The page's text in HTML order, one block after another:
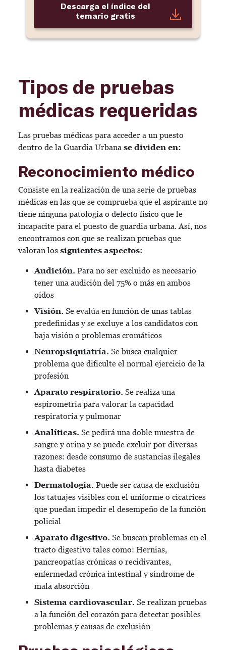
Descarga el índice del
temario gratis
Tipos de pruebas
médicas requeridas
Las pruebas médicas para acceder a un puesto
dentro de la Guardia Urbana se dividen en:
Reconocimiento médico
Consiste en la realización de una serie de pruebas
médicas en las que se comprueba que el aspirante no
tiene ninguna patología o defecto físico que le
incapacite para el puesto de guardia urbana. Así, nos
encontramos con que se realizan pruebas que
valoran los siguientes aspectos:
Audición. Para no ser excluido es necesario
tener una audición del 75% o más en ambos
oídos
Visión. Se evalúa en función de unas tablas
predefinidas y se excluye a los candidatos con
baja visión o problemas cromáticos
Neuropsiquiatría. Se busca cualquier
problema que dificulte el normal ejercicio de la
profesión
Aparato respiratorio. Se realiza una
espirometría para valorar la capacidad
respiratoria y pulmonar
Analíticas. Se pedirá una doble muestra de
sangre y orina y se puede excluir por diversas
razones: desde consumo de sustancias ilegales
hasta diabetes
Dermatología. Puede ser causa de exclusión
los tatuajes visibles con el uniforme o cicatrices
que puedan impedir el desempeño de la función
policial
Aparato digestivo. Se buscan problemas en el
tracto digestivo tales como: Hernias,
pancreopatías crónicas o recidivantes,
enfermedad crónica intestinal y síndrome de
mala absorción
Sistema cardiovascular. Se realizan pruebas
a la función del corazón para detectar posibles
problemas y causas de exclusión